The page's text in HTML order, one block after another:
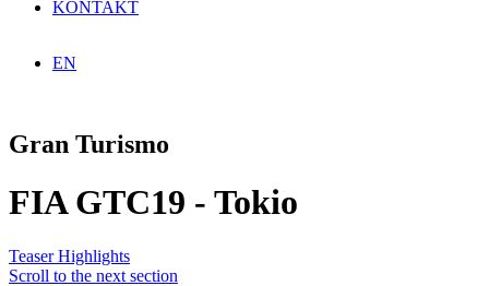
KONTAKT
EN
Gran Turismo
FIA GTC19 - Tokio
TeaserHighlights
Scroll to the next section